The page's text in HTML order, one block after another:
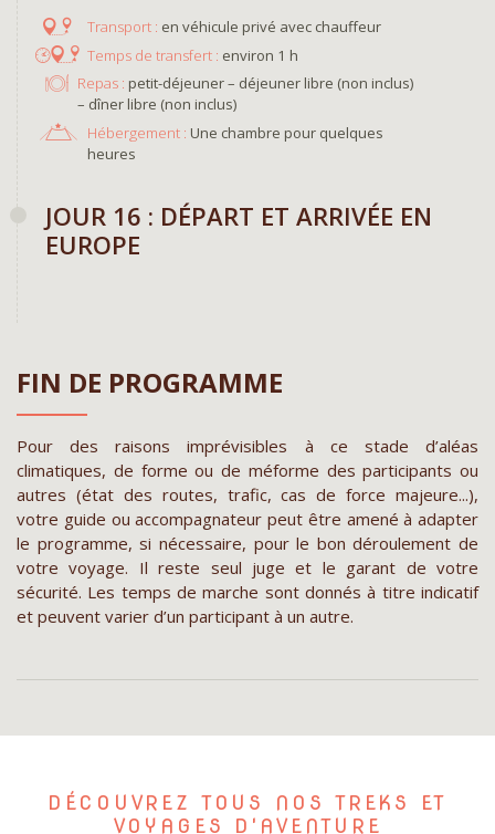
en véhicule privé avec chauffeur
environ 1 h
Repas : petit-déjeuner – déjeuner libre (non inclus)
– dîner libre (non inclus)
Hébergement : Une chambre pour quelques
heures
JOUR 16 : DÉPART ET ARRIVÉE EN
EUROPE
FIN DE PROGRAMME
Pour des raisons imprévisibles à ce stade d’aléas
climatiques, de forme ou de méforme des participants ou
autres (état des routes, trafic, cas de force majeure...),
votre guide ou accompagnateur peut être amené à adapter
le programme, si nécessaire, pour le bon déroulement de
votre voyage. Il reste seul juge et le garant de votre
sécurité. Les temps de marche sont donnés à titre indicatif
et peuvent varier d’un participant à un autre.
DÉCOUVREZ TOUS NOS TREKS ET
VOYAGES D'AVENTURE